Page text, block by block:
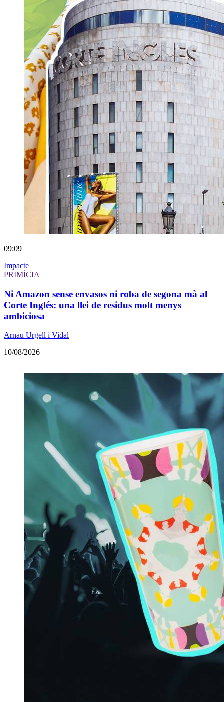
09:09
Impacte
PRIMÍCIA
Ni Amazon sense envasos ni roba de segona mà al
Corte Inglés: una llei de residus molt menys
ambiciosa
Arnau Urgell i Vidal
10/08/2026